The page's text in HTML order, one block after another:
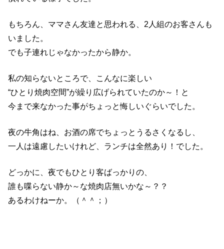
もちろん、ママさん友達と思われる、2人組のお客さんも
いました。
でも子連れじゃなかったから静か。
私の知らないところで、こんなに楽しい
“ひとり焼肉空間”が繰り広げられていたのか～！と
今まで来なかった事がちょっと悔しいぐらいでした。
夜の牛角はね、お酒の席でちょっとうるさくなるし、
一人は遠慮したいけれど、ランチは全然あり！でした。
どっかに、夜でもひとり客ばっかりの、
誰も喋らない静か～な焼肉店無いかな～？？
あるわけねーか。（＾＾；）